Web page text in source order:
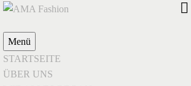
Menü
STARTSEITE
ÜBER UNS